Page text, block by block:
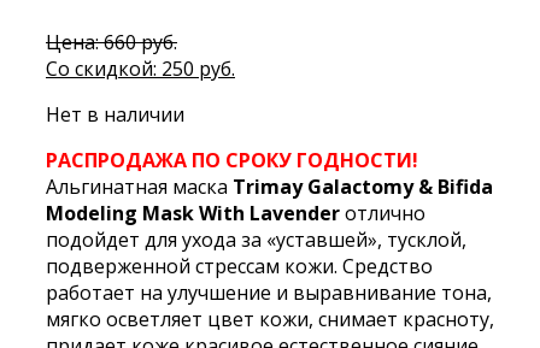
Цена:660руб.Первоначальная
цена
660 руб..
Со скидкой: 250 руб.
Нет в наличии
РАСПРОДАЖА ПО СРОКУ ГОДНОСТИ!
Альгинатная маска Trimay Galactomy & Bifida
Modeling Mask With Lavenderотлично
подойдет для ухода за «уставшей», тусклой,
подверженной стрессам кожи. Средство
работает на улучшение и выравнивание тона,
мягко осветляет цвет кожи, снимает красноту,